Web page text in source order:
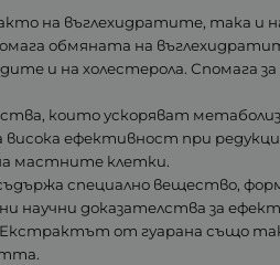
на въглехидратите, така и
обмяната на
и на холестерола.
които ускоряват
ефективност при
мастните клетки.
специално вещество,
научни доказателства за
от гуарана също